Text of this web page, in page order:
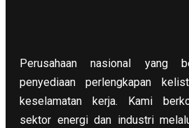
Perusahaan nasional yang
penyediaan perlengkapan
keselamatan kerja. Kami
sektor energi dan industri